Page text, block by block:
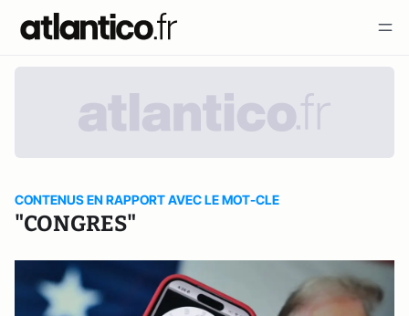
CONTENUS EN RAPPORT AVEC LE MOT-CLE
"CONGRES"